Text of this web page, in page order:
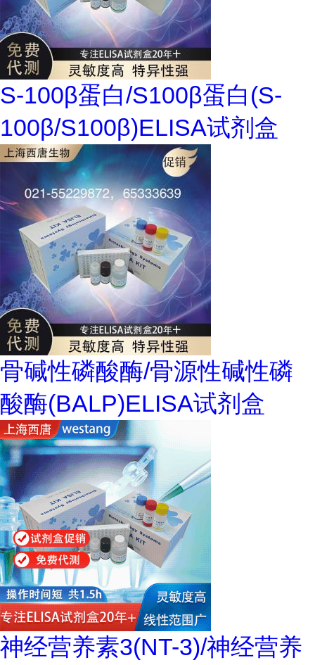
S-100β蛋白/S100β蛋白(S-
100β/S100β)ELISA试剂盒
骨碱性磷酸酶/骨源性碱性磷
酸酶(BALP)ELISA试剂盒
神经营养素3(NT-3)/神经营养